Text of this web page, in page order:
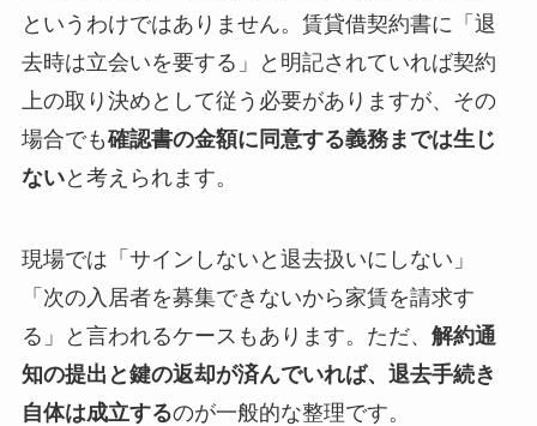
というわけではありません。賃貸借契約書に「退
去時は立会いを要する」と明記されていれば契約
上の取り決めとして従う必要がありますが、その
場合でも確認書の金額に同意する義務までは生じ
ないと考えられます。
現場では「サインしないと退去扱いにしない」
「次の入居者を募集できないから家賃を請求す
る」と言われるケースもあります。ただ、 解約通
知の提出と鍵の返却が済んでいれば、退去手続き
自体は成立するのが一般的な整理です。